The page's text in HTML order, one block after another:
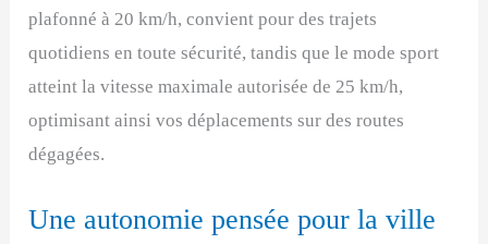
plafonné à 20 km/h, convient pour des trajets
quotidiens en toute sécurité, tandis que le mode sport
atteint la vitesse maximale autorisée de 25 km/h,
optimisant ainsi vos déplacements sur des routes
dégagées.
Une autonomie pensée pour la ville